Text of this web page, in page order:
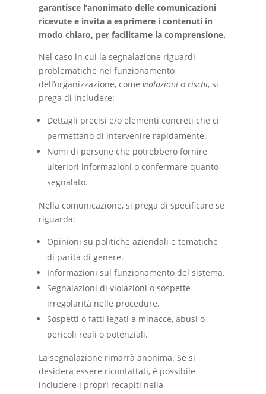
garantisce l’anonimato delle comunicazioni
ricevute e invita a esprimere i contenuti in
modo chiaro, per facilitarne la comprensione.
Nel caso in cui la segnalazione riguardi
problematiche nel funzionamento
dell’organizzazione, come violazionio rischi, si
prega di includere:
Dettagli precisi e/o elementi concreti che ci
permettano di intervenire rapidamente.
Nomi di persone che potrebbero fornire
ulteriori informazioni o confermare quanto
segnalato.
Nella comunicazione, si prega di specificare se
riguarda:
Opinioni su politiche aziendali e tematiche
di parità di genere.
Informazioni sul funzionamento del sistema.
Segnalazioni di violazioni o sospette
irregolarità nelle procedure.
Sospetti o fatti legati a minacce, abusi o
pericoli reali o potenziali.
La segnalazione rimarrà anonima. Se si
desidera essere ricontattati, è possibile
includere i propri recapiti nella